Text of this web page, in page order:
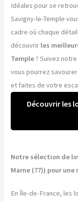
Idéales pour se
Savigny-le-Temple
cadre où chaque
découvrir les
Temple? Suivez
vous pourrez
et faites de votre
Découvrir les
Notre sélection de
Marne (77)) pour
En Île-de-France, les